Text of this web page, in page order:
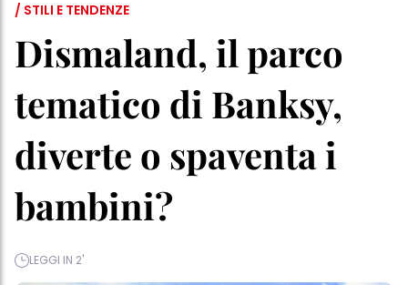
/ STILI E TENDENZE
Dismaland, il parco
tematico di Banksy,
diverte o spaventa i
bambini?
LEGGI IN 2'